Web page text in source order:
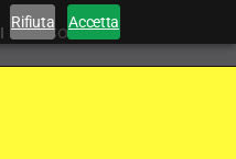
Rifiuta Accetta
Contatti